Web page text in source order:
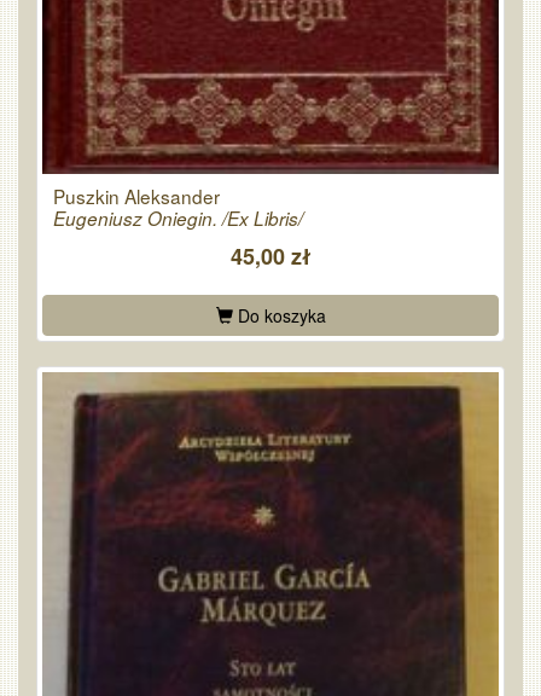
Puszkin Aleksander
Eugeniusz Oniegin. /Ex Libris/
45,00 zł
Do koszyka